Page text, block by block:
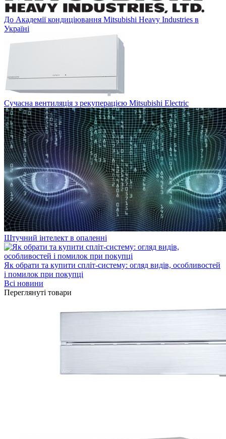
До Академії кондиціювання Mitsubishi Heavy Industries в
Україні
Сучасна вентиляція з рекуперацією Mitsubishi Electric
Штучний інтелект в опаленні
Як обрати та купити спліт-систему: огляд видів, особливостей
і помилок при покупці
Всі новини
Переглянуті товари